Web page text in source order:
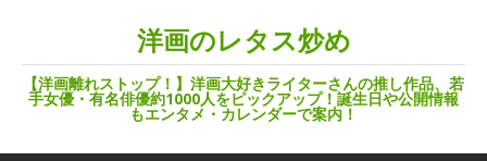
洋画のレタス炒め
【洋画離れストップ！】洋画大好きライターさんの推し作品、若
手女優・有名俳優約1000人をピックアップ！誕生日や公開情報
もエンタメ・カレンダーで案内！